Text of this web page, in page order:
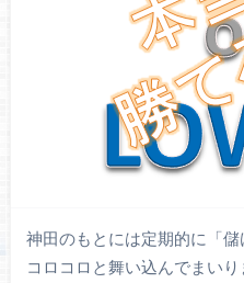
神田のもとには定期的に「
コロコロと舞い込んでまい